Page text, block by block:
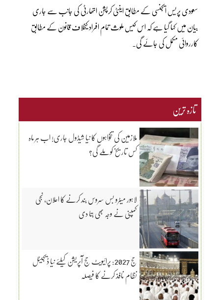
سعودی پریس ایجنسی کے مطابق اینٹی کرپشن اتھارٹی کی جانب سے جاری
بیان میں کہا گیا ہے کہ اس کیس ملوث تمام افراد کیخلاف قانون کے مطابق
کارروائی مکمل کی جائے گی۔
تازہ ترین
ملازمین کی تنخواہوں کا نیا شیڈول جاری! اب ہر ماہ
کس تاریخ کو ملے گی؟
لاہور میٹرو بس سروس بند کرنے کا اعلان، نجی
کمپنی نے وجہ بھی بتا دی
حج 2027: پرائیویٹ حج آپریشن کیلئے نیا ڈیجیٹل
نظام نافذ کرنے کا فیصلہ